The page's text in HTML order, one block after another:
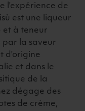
l'expérience de
est une liqueur
et à teneur
par la saveur
d'origine
et dans le
de la
dégage des
de crème,